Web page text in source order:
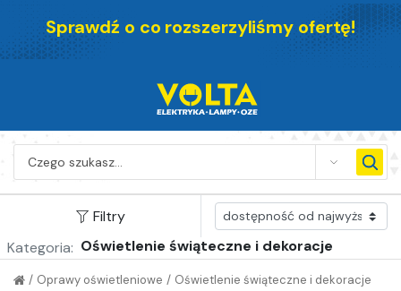
Sprawdź o co rozszerzyliśmy ofertę!
SEARCH
Filtry
Kategoria: Oświetlenie świąteczne i dekoracje
Oświetlenie świąteczne i dekoracje
/
Oprawy oświetleniowe
/